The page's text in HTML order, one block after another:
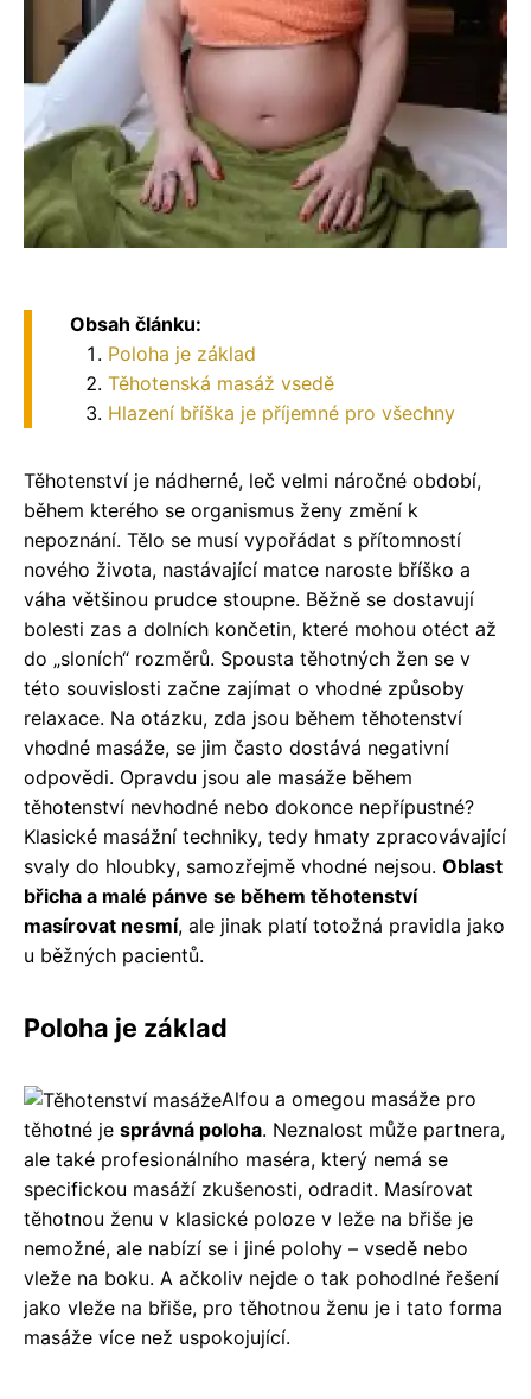
Obsah článku:
Poloha je základ
Těhotenská masáž vsedě
Hlazení bříška je příjemné pro všechny
Těhotenství je nádherné, leč velmi náročné období,
během kterého se organismus ženy změní k
nepoznání. Tělo se musí vypořádat s přítomností
nového života, nastávající matce naroste bříško a
váha většinou prudce stoupne. Běžně se dostavují
bolesti zas a dolních končetin, které mohou otéct až
do „sloních“ rozměrů. Spousta těhotných žen se v
této souvislosti začne zajímat o vhodné způsoby
relaxace. Na otázku, zda jsou během těhotenství
vhodné masáže, se jim často dostává negativní
odpovědi. Opravdu jsou ale masáže během
těhotenství nevhodné nebo dokonce nepřípustné?
Klasické masážní techniky, tedy hmaty zpracovávající
svaly do hloubky, samozřejmě vhodné nejsou. Oblast
břicha a malé pánve se během těhotenství
masírovat nesmí, ale jinak platí totožná pravidla jako
u běžných pacientů.
Poloha je základ
Alfou a omegou masáže pro
těhotné je správná poloha. Neznalost může partnera,
ale také profesionálního maséra, který nemá se
specifickou masáží zkušenosti, odradit. Masírovat
těhotnou ženu v klasické poloze v leže na břiše je
nemožné, ale nabízí se i jiné polohy – vsedě nebo
vleže na boku. A ačkoliv nejde o tak pohodlné řešení
jako vleže na břiše, pro těhotnou ženu je i tato forma
masáže více než uspokojující.